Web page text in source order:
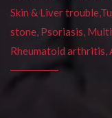
Skin & Liver
stone, Psoriasis,
Rheumatoid arthritis,